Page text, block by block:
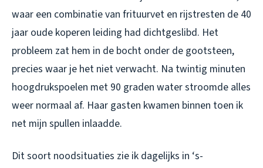
waar een combinatie van frituurvet en rijstresten de 40
jaar oude koperen leiding had dichtgeslibd. Het
probleem zat hem in de bocht onder de gootsteen,
precies waar je het niet verwacht. Na twintig minuten
hoogdrukspoelen met 90 graden water stroomde alles
weer normaal af. Haar gasten kwamen binnen toen ik
net mijn spullen inlaadde.
Dit soort noodsituaties zie ik dagelijks in ‘s-